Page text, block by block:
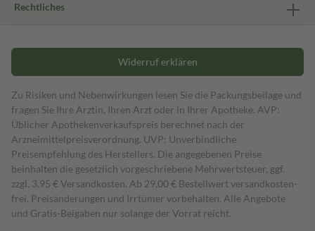
Rechtliches
Widerruf erklären
Zu Risiken und Nebenwirkungen lesen Sie die Packungsbeilage und
fragen Sie Ihre Ärztin, Ihren Arzt oder in Ihrer Apotheke. AVP:
Üblicher Apothekenverkaufspreis berechnet nach der
Arzneimittelpreisverordnung. UVP: Unverbindliche
Preisempfehlung des Herstellers. Die angegebenen Preise
beinhalten die gesetzlich vorgeschriebene Mehrwertsteuer, ggf.
zzgl. 3,95 € Versandkosten. Ab 29,00 € Bestell­wert versand­kosten­
frei. Preisänderungen und Irrtümer vorbehalten. Alle Angebote
und Gratis-Beigaben nur solange der Vorrat reicht.